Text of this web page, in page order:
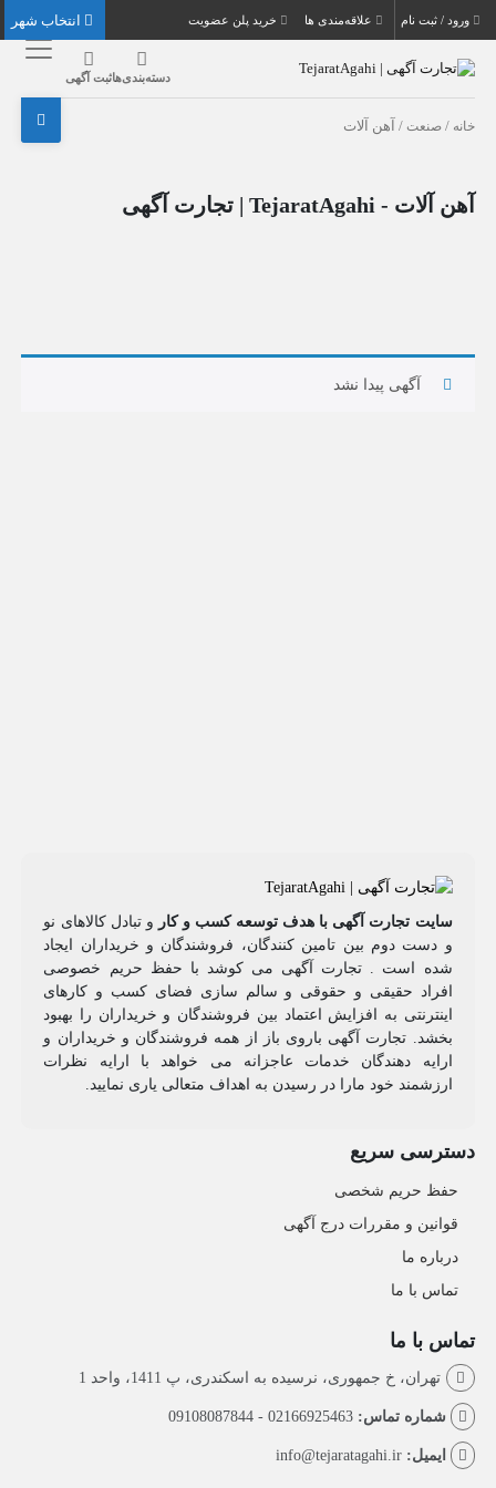
ورود / ثبت نام علاقه‌مندی ها خرید پلن عضویت
دسته‌بندی‌هاثبت آگهی
خانه /صنعت / آهن آلات
آهن آلات - TejaratAgahi | تجارت آگهی
آگهی پیدا نشد
سایت تجارت آگهی با هدف توسعه کسب و کار و تبادل کالاهای نو
و دست دوم بین تامین کنندگان، فروشندگان و خریداران ایجاد
شده است . تجارت آگهی می کوشد با حفظ حریم خصوصی
افراد حقیقی و حقوقی و سالم سازی فضای کسب و کارهای
اینترنتی به افزایش اعتماد بین فروشندگان و خریداران را بهبود
بخشد. تجارت آگهی باروی باز از همه فروشندگان و خریداران و
ارایه دهندگان خدمات عاجزانه می خواهد با ارایه نظرات
ارزشمند خود مارا در رسیدن به اهداف متعالی یاری نمایید.
دسترسی سریع
حفظ حریم شخصی
قوانین و مقررات درج آگهی
درباره ما
تماس با ما
تماس با ما
تهران، خ جمهوری، نرسیده به اسکندری، پ 1411، واحد 1
شماره تماس:02166925463 - 09108087844
ایمیل:info@tejaratagahi.ir